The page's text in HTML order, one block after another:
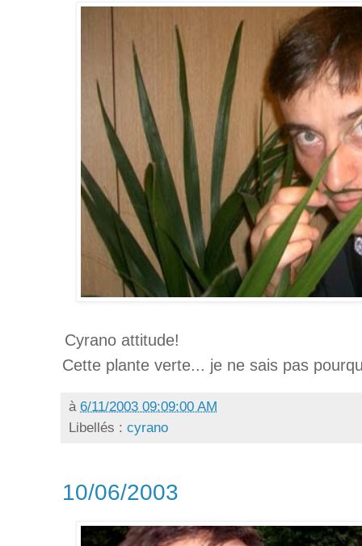
Cyrano attitude!
Cette plante verte... je ne sais pas
à 6/11/2003 09:09:00 AM
Libellés : cyrano
10/06/2003